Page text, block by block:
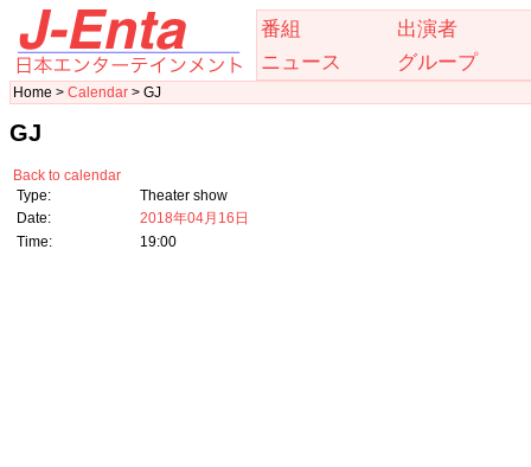
番組
出演者
ニュース
グループ
Home > Calendar > GJ
GJ
Back to calendar
Type:
Theater show
Date:
2018年04月16日
Time:
19:00